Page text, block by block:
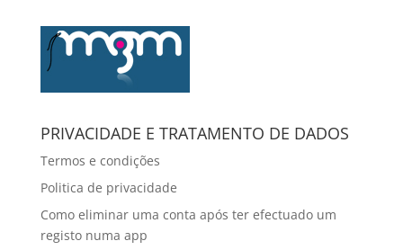
PRIVACIDADE E TRATAMENTO DE DADOS
Termos e condições
Politica de privacidade
Como eliminar uma conta após ter efectuado um
registo numa app